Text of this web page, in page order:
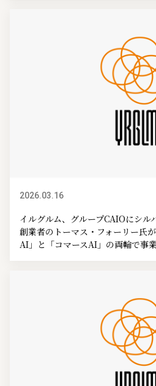
2026.03.16
イルグルム、グループCAIOにシル
創業者のトーマス・フォーリー氏
AI」と「コマースAI」の両輪で事